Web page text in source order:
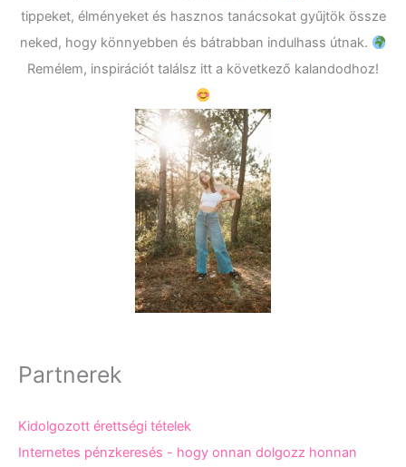
tippeket, élményeket és hasznos tanácsokat gyűjtök össze
neked, hogy könnyebben és bátrabban indulhass útnak.
Remélem, inspirációt találsz itt a következő kalandodhoz!
Partnerek
Kidolgozott érettségi tételek
Internetes pénzkeresés - hogy onnan dolgozz honnan